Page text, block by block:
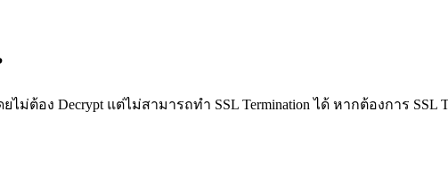
ไม่ต้อง Decrypt แต่ไม่สามารถทำ SSL Termination ได้ หากต้องการ SSL